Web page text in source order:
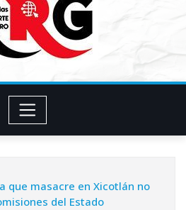
que masacre en Xicotlán no
del Estado